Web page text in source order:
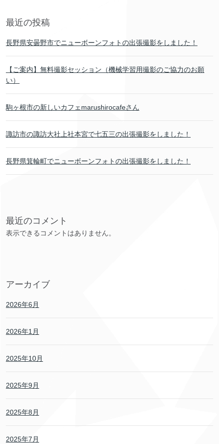
最近の投稿
長野県安曇野市でニューボーンフォトの出張撮影をしました！
【ご案内】無料撮影セッション（機械学習用撮影のご協力のお願
い）
駒ヶ根市の新しいカフェmarushirocafeさん
諏訪市の諏訪大社上社本宮で七五三の出張撮影をしました！
長野県箕輪町でニューボーンフォトの出張撮影をしました！
最近のコメント
表示できるコメントはありません。
アーカイブ
2026年6月
2026年1月
2025年10月
2025年9月
2025年8月
2025年7月